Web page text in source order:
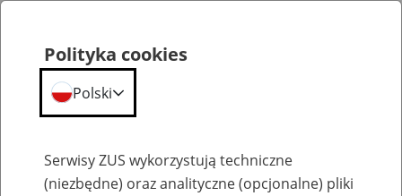
Polityka cookies
Polski
Serwisy ZUS wykorzystują techniczne
(niezbędne) oraz analityczne (opcjonalne) pliki